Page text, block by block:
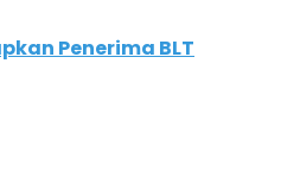
Penerima BLT